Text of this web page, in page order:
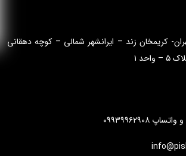
کریمخان زند – ایرانشهر شمالی – کوچه دهقانی
۱
۰۹۹۳۹۹۶۲۹۰۸